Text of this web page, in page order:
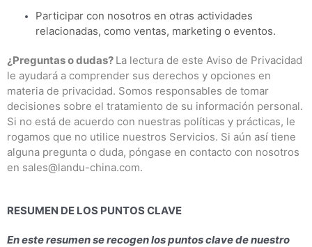
Participar con nosotros en otras actividades
relacionadas, como ventas, marketing o eventos.
¿Preguntas o dudas? La lectura de este Aviso de Privacidad
le ayudará a comprender sus derechos y opciones en
materia de privacidad. Somos responsables de tomar
decisiones sobre el tratamiento de su información personal.
Si no está de acuerdo con nuestras políticas y prácticas, le
rogamos que no utilice nuestros Servicios. Si aún así tiene
alguna pregunta o duda, póngase en contacto con nosotros
en sales@landu-china.com.
RESUMEN DE LOS PUNTOS CLAVE
En este resumen se recogen los puntos clave de nuestro